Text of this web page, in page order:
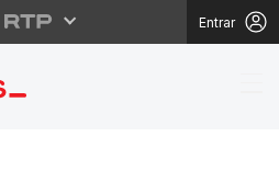
Entrar
por